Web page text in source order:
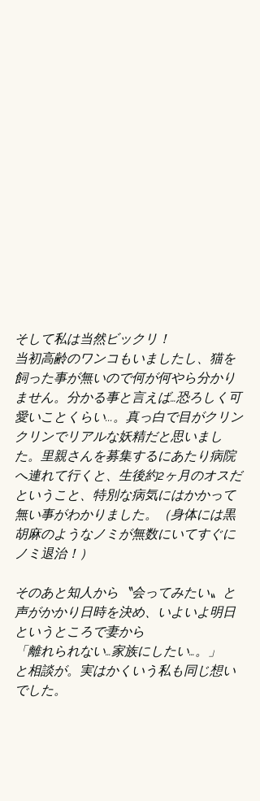
そして私は当然ビックリ！
当初高齢のワンコもいましたし、猫を
飼った事が無いので何が何やら分かり
ません。分かる事と言えば…恐ろしく可
愛いことくらい...。真っ白で目がクリン
クリンでリアルな妖精だと思いまし
た。里親さんを募集するにあたり病院
へ連れて行くと、生後約2ヶ月のオスだ
ということ、特別な病気にはかかって
無い事がわかりました。（身体には黒
胡麻のようなノミが無数にいてすぐに
ノミ退治！）
そのあと知人から〝会ってみたい〟と
声がかかり日時を決め、いよいよ明日
というところで妻から
「離れられない…家族にしたい…。」
と相談が。実はかくいう私も同じ想い
でした。